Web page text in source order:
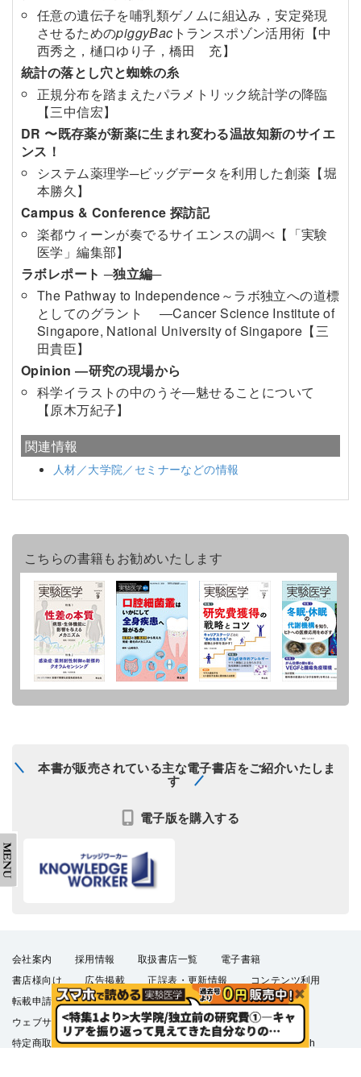
任意の遺伝子を哺乳類ゲノムに組込み，安定発現
させるためのpiggyBac トランスポゾン活用術【中
西秀之，樋口ゆり子，橋田 充】
統計の落とし穴と蜘蛛の糸
正規分布を踏まえたパラメトリック統計学の降臨
【三中信宏】
DR 〜既存薬が新薬に生まれ変わる温故知新のサイエ
ンス！
システム薬理学─ビッグデータを利用した創薬【堀
本勝久】
Campus & Conference 探訪記
楽都ウィーンが奏でるサイエンスの調べ【「実験
医学」編集部】
ラボレポート ─独立編─
The Pathway to Independence～ラボ独立への道標
としてのグラント ―Cancer Science Institute of
Singapore, National University of Singapore【三
田貴臣】
Opinion ―研究の現場から
科学イラストの中のうそ―魅せることについて
【原木万紀子】
関連情報
人材／大学院／セミナーなどの情報
こちらの書籍もお勧めいたします
本書が販売されている主な電子書店をご紹介いたしま
す
電子版を購入する
会社案内 採用情報 取扱書店一覧
電子書籍
書店様向け
広告掲載 正誤表・更新情報
コンテンツ利用
転載申請
プライバシーポリシー
羊土社会員規約
ウェブサイト利用規約
羊土社のSNS・メールマガジン
特定商取引法に基づく表示
FAQ お問い合わせ English